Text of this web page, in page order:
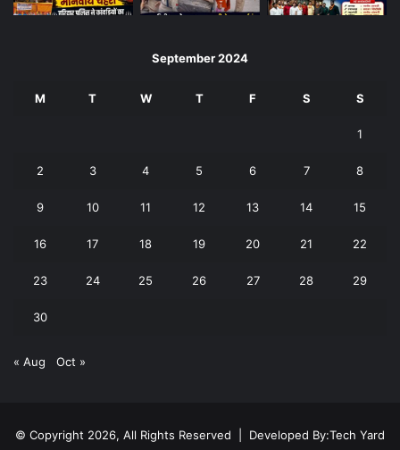
September 2024
M T W T F S S
1
2 3 4 5 6 7 8
9 10 11 12 13 14 15
16 17 18 19 20 21 22
23 24 25 26 27 28 29
30
« Aug Oct »
© Copyright 2026, All Rights Reserved | Developed By:Tech Yard